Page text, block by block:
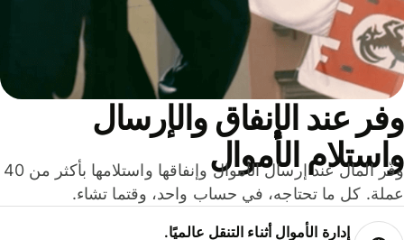
عند الإنفاق والإرسال
الأموال
وفّر المال عند إرسال الأموال وإنفاقها واستلامها بأكثر من 40
كل ما تحتاجه، في حساب واحد، وقتما تشاء.
إدارة الأموال أثناء التنقل عالميًا.